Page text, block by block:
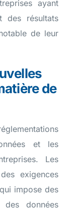
ayant
des résultats
de leur
de
et les
Les
exigences
impose des
données